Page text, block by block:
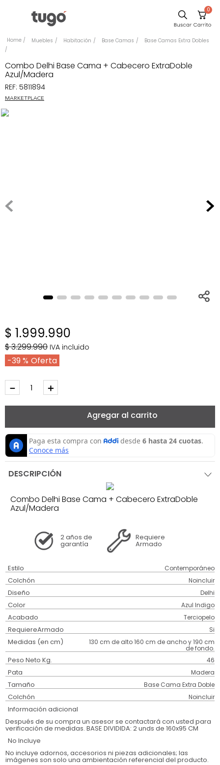
0
Muebles Habitación Base Camas Base Camas Extra Dobles
Combo Delhi Base Cama + Cabecero ExtraDoble
Azul/Madera
REF: 5811894
MARKETPLACE
$ 1.999.990
$3.299.990 IVA incluido
39 %
＋
－
Agregar al carrito
DESCRIPCIÓN
Combo Delhi Base Cama + Cabecero ExtraDoble
Azul/Madera
2 años de
garantía
Requiere
Armado
Estilo Contemporáneo
Colchón Noincluir
Diseño Delhi
Color Azul Indigo
Acabado Terciopelo
RequiereArmado Si
Medidas (en cm) 130 cm de alto 160 cm de ancho y 190 cm
de fondo.
Peso Neto Kg. 46
Pata Madera
Tamaño Base Cama Extra Doble
Colchón Noincluir
Información adicional
Después de su compra un asesor se contactará con usted para
verificación de medidas. BASE DIVIDIDA: 2 unds de 160x95 CM
No Incluye
No incluye adornos, accesorios ni piezas adicionales; las
imágenes son solo una ambientación referencial del producto.
Escritorio
Silla